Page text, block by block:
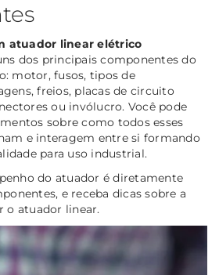
atuador linear elétrico
dos principais componentes do
motor, fusos, tipos de
freios, placas de circuito
ou invólucro. Você pode
sobre como todos esses
e interagem entre si formando
para uso industrial.
do atuador é diretamente
e receba dicas sobre a
o atuador linear.